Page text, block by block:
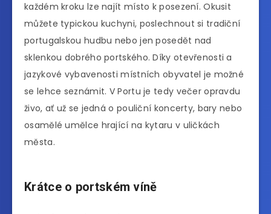
každém kroku lze najít místo k posezení. Okusit
můžete typickou kuchyni, poslechnout si tradiční
portugalskou hudbu nebo jen posedět nad
sklenkou dobrého portského. Díky otevřenosti a
jazykové vybavenosti místních obyvatel je možné
se lehce seznámit. V Portu je tedy večer opravdu
živo, ať už se jedná o pouliční koncerty, bary nebo
osamělé umělce hrající na kytaru v uličkách
města.
Krátce o portském víně